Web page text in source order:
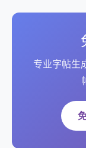
专业字帖生